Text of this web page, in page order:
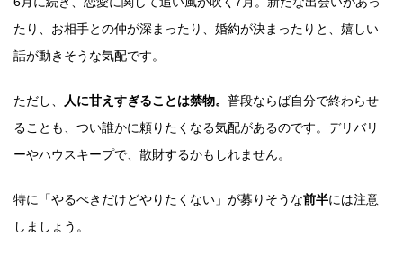
たり、お相手との仲が深まったり、婚約が決まったりと、嬉しい
話が動きそうな気配です。
ただし、 人に甘えすぎることは禁物。 普段ならば自分で終わらせ
ることも、つい誰かに頼りたくなる気配があるのです。デリバリ
ーやハウスキープで、散財するかもしれません。
特に「やるべきだけどやりたくない」が募りそうな前半には注意
しましょう。